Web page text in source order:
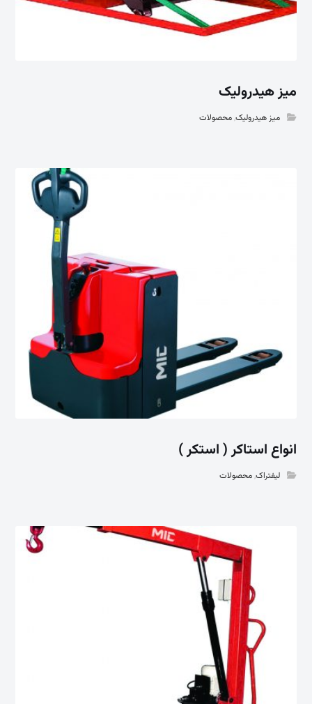
میز هیدرولیک
میز هیدرولیک,محصولات
انواع استاکر ( استکر )
لیفتراک,محصولات